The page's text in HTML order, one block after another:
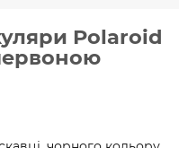
Polaroid